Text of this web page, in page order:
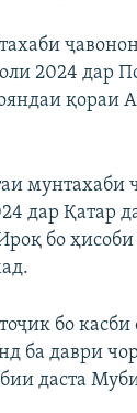
2024 дар
қораи
мунтахаби
дар Қатар
бо
бо
ба даври
даста